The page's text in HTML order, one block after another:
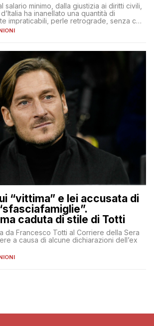
salario minimo, dalla giustizia ai diritti civili,
ha inanellato una quantità di
impraticabili, perle retrograde, senza che
a sinistra – glielo abbia fatto notare
“vittima” e lei accusata di
caduta di stile di Totti
da Francesco Totti al Corriere della Sera
a causa di alcune dichiarazioni dell’ex